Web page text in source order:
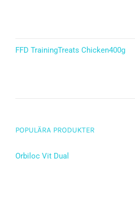
FFD TrainingTreats Chicken400g
POPULÄRA PRODUKTER
Orbiloc Vit Dual